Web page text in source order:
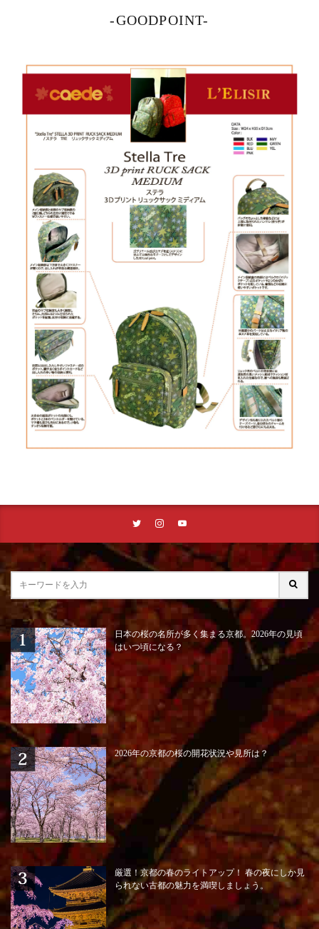
-GOODPOINT-
日本の桜の名所が多く集まる京都。2026年の見頃
はいつ頃になる？
2026年の京都の桜の開花状況や見所は？
厳選！京都の春のライトアップ！ 春の夜にしか見
られない古都の魅力を満喫しましょう。